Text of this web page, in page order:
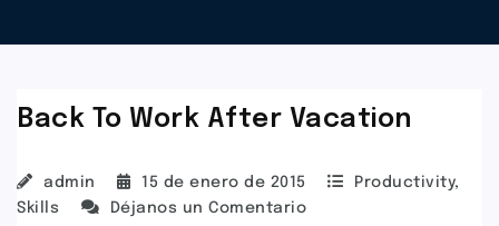
Back To Work After Vacation
admin 15 de enero de 2015 Productivity,
Skills
Déjanos un Comentario